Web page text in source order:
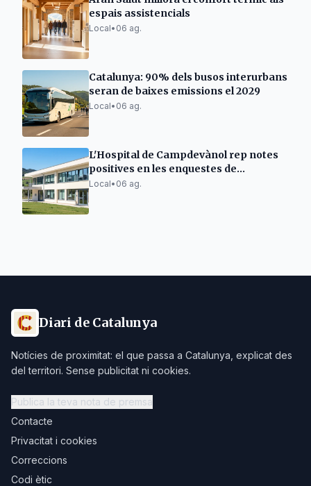
espais assistencials
Local• 06 ag.
Catalunya: 90% dels busos interurbans
seran de baixes emissions el 2029
Local• 06 ag.
L'Hospital de Campdevànol rep notes
positives en les enquestes de
satisfacció
Local• 06 ag.
Diari de Catalunya
Notícies de proximitat: el que passa a Catalunya, explicat des
del territori. Sense publicitat ni cookies.
Publica la teva nota de premsa
Contacte
Privacitat i cookies
Correccions
Codi ètic